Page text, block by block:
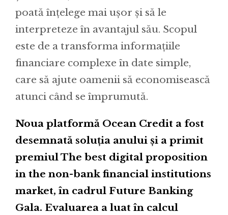
poată înțelege mai ușor și să le
interpreteze în avantajul său. Scopul
este de a transforma informațiile
financiare complexe în date simple,
care să ajute oamenii să economisească
atunci când se împrumută.
Noua platformă Ocean Credit a fost
desemnată soluția anului și a primit
premiul The best digital proposition
in the non-bank financial institutions
market, în cadrul Future Banking
Gala. Evaluarea a luat în calcul